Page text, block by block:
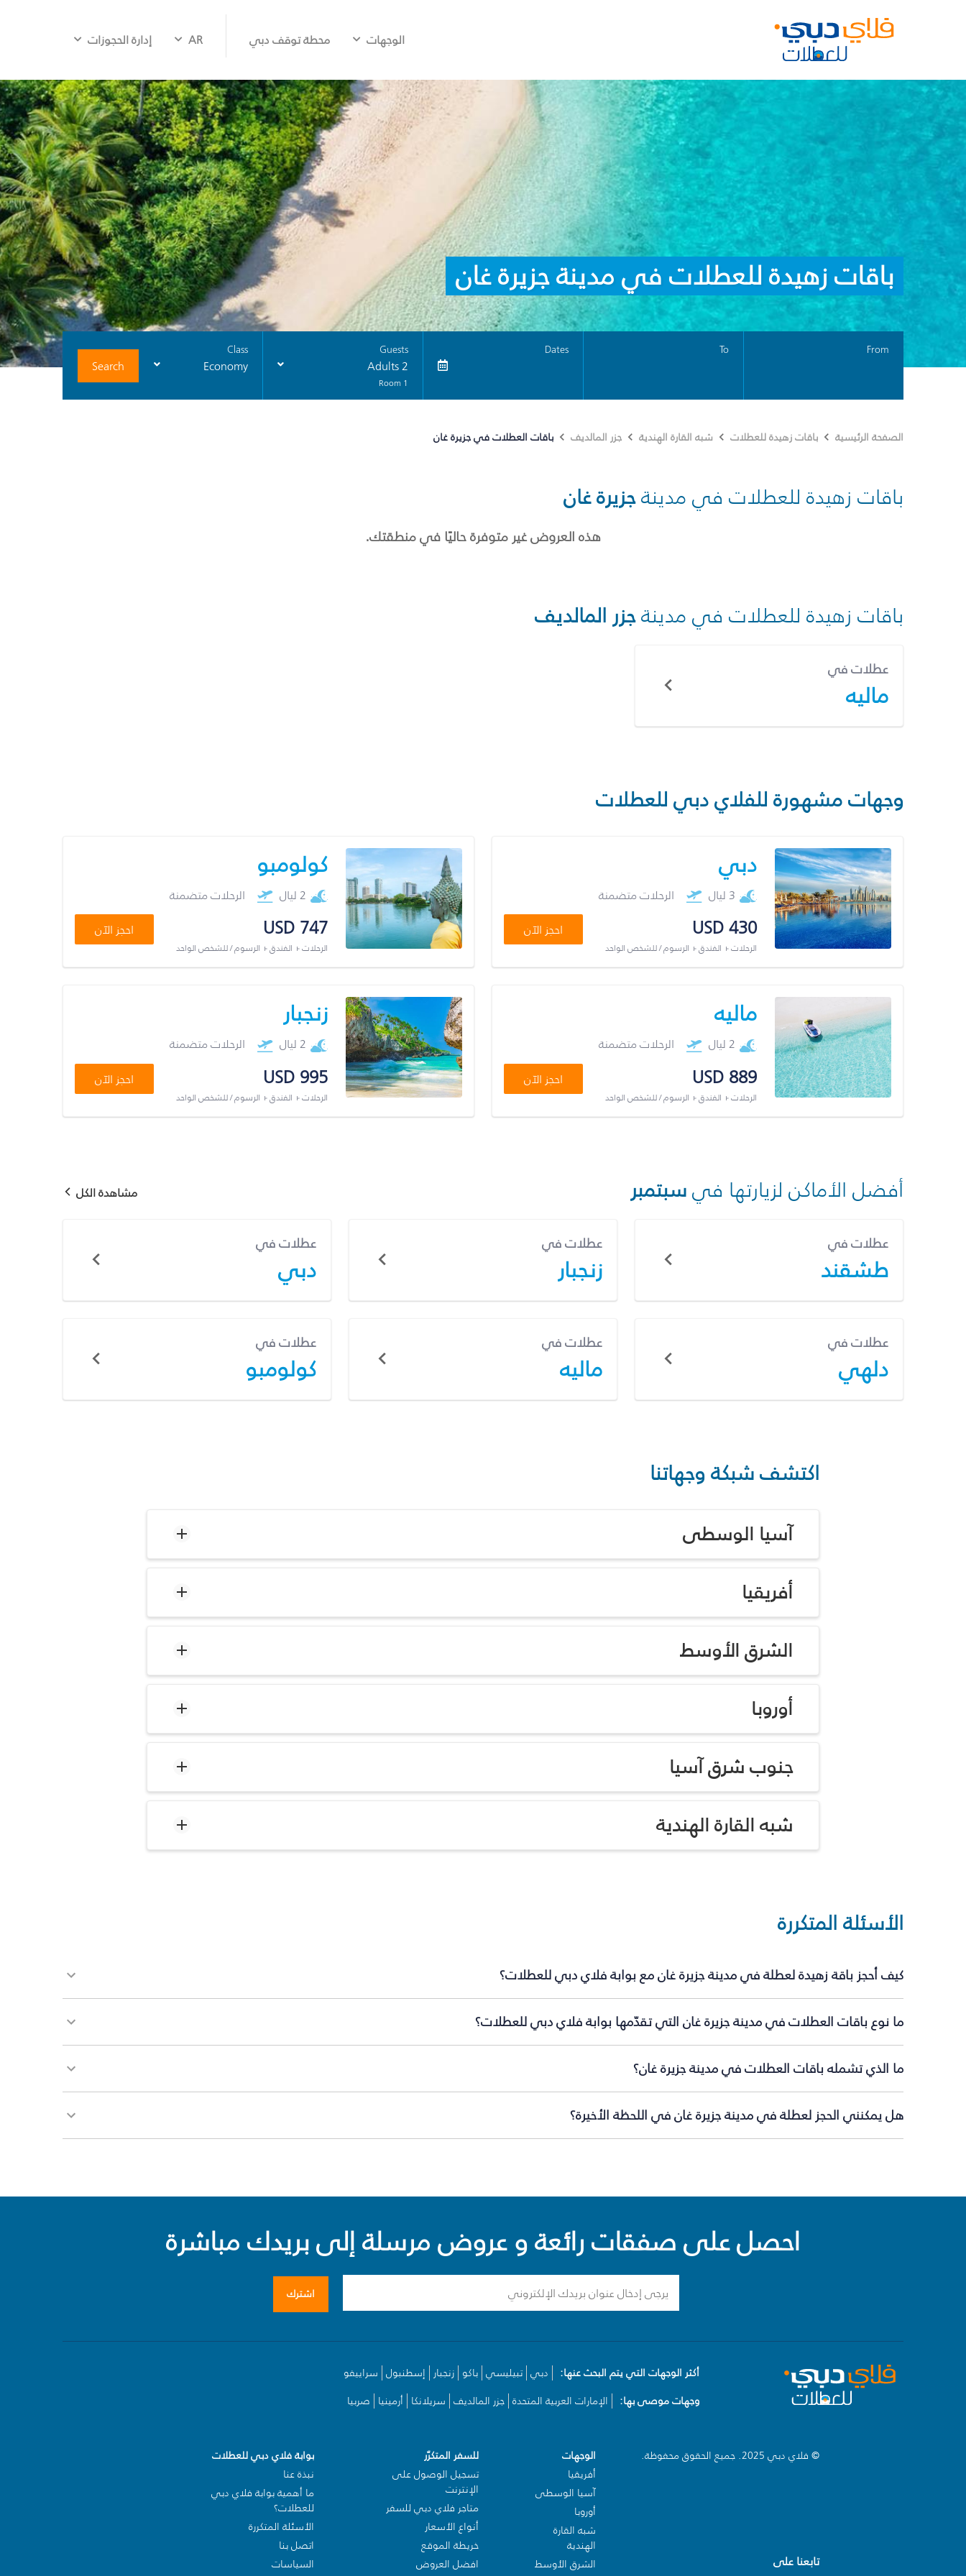
الوجهات محطة توقف دبي AR إدارة الحجوزات
باقات زهيدة للعطلات في مدينة جزيرة غان
From
To
Dates
Guests
2 Adults
1 Room
Class
Economy
Search
الصفحة الرئيسية باقات زهيدة للعطلات شبه القارة الهندية جزر المالديف باقات العطلات في جزيرة غان
باقات زهيدة للعطلات في مدينةجزيرة غان
هذه العروض غير متوفرة حاليًا في منطقتك.
باقات زهيدة للعطلات في مدينةجزر المالديف
عطلات في
ماليه
وجهات مشهورة للفلاي دبي للعطلات
دبي
3 ليال الرحلات متضمنة
USD 430
الرحلات + الفندق + الرسوم / للشخص الواحد
احجز الآن
كولومبو
2 ليال الرحلات متضمنة
USD 747
الرحلات + الفندق + الرسوم / للشخص الواحد
احجز الآن
ماليه
2 ليال الرحلات متضمنة
USD 889
الرحلات + الفندق + الرسوم / للشخص الواحد
احجز الآن
زنجبار
2 ليال الرحلات متضمنة
USD 995
الرحلات + الفندق + الرسوم / للشخص الواحد
احجز الآن
أفضل الأماكن لزيارتها فيسبتمبر مشاهدة الكل
عطلات في
طشقند
عطلات في
زنجبار
عطلات في
دبي
عطلات في
دلهي
عطلات في
ماليه
عطلات في
كولومبو
اكتشف شبكة وجهاتنا
آسيا الوسطى
أفريقيا
الشرق الأوسط
أوروبا
جنوب شرق آسيا
شبه القارة الهندية
الأسئلة المتكررة
كيف أحجز باقة زهيدة لعطلة في مدينة جزيرة غان مع بوابة فلاي دبي للعطلات؟
ما نوع باقات العطلات في مدينة جزيرة غان التي تقدّمها بوابة فلاي دبي للعطلات؟
ما الذي تشمله باقات العطلات في مدينة جزيرة غان؟
هل يمكنني الحجز لعطلة في مدينة جزيرة غان في اللحظة الأخيرة؟
احصل على صفقات رائعة و عروض مرسلة إلى بريدك مباشرة
اشترك
أكثر الوجهات التي يتم البحث عنها: دبي تبيليسي باكو زنجبار إسطنبول سراييفو
وجهات موصى بها:
الإمارات العربية المتحدة جزر المالديف سريلانكا أرمينيا صربيا
© فلاي دبي 2025. جميع الحقوق محفوظة.
تابعنا على
الوجهات
أفريقيا
آسيا الوسطى
أوروبا
شبه القارة
الهندية
الشرق الأوسط
للسفر المتكرّر
تسجيل الوصول على
الإنترنت
متاجر فلاي دبي للسفر
أنواع الأسعار
خريطة الموقع
افضل العروض
بوابة فلاي دبي للعطلات
نبذة عنا
ما أهمية بوابة فلاي دبي
للعطلات؟
الأسئلة المتكررة
اتصل بنا
السياسات